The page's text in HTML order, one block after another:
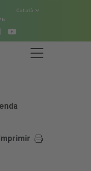
Català